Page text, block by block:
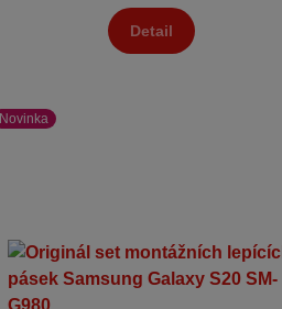
Detail
Novinka